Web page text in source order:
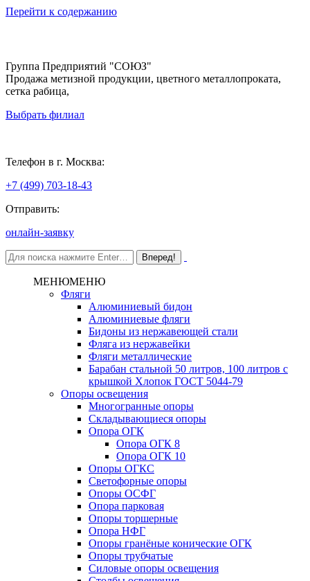
Перейти к содержанию
Группа Предприятий "СОЮЗ"
Продажа метизной продукции, цветного металлопроката,
сетка рабица,
Выбрать филиал
Телефон в г. Москва:
+7 (499) 703-18-43
Отправить:
онлайн-заявку
МЕНЮМЕНЮ
Фляги
Алюминиевый бидон
Алюминиевые фляги
Бидоны из нержавеющей стали
Фляга из нержавейки
Фляги металлические
Барабан стальной 50 литров, 100 литров с
крышкой Хлопок ГОСТ 5044-79
Опоры освещения
Многогранные опоры
Складывающиеся опоры
Опора ОГК
Опора ОГК 8
Опора ОГК 10
Опоры ОГКС
Светофорные опоры
Опоры ОСФГ
Опора парковая
Опоры торшерные
Опора НФГ
Опоры гранёные конические ОГК
Опоры трубчатые
Силовые опоры освещения